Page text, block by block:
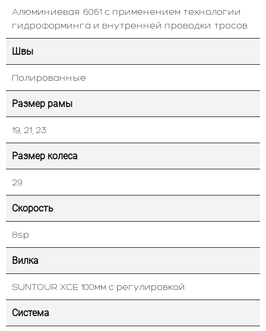
Алюминиевая 6061 с применением технологии
гидроформинга и внутренней проводки тросов
Швы
Полированные
Размер рамы
19, 21, 23
Размер колеса
29
Скорость
8sp
Вилка
SUNTOUR XCE 100мм с регулировкой
Система